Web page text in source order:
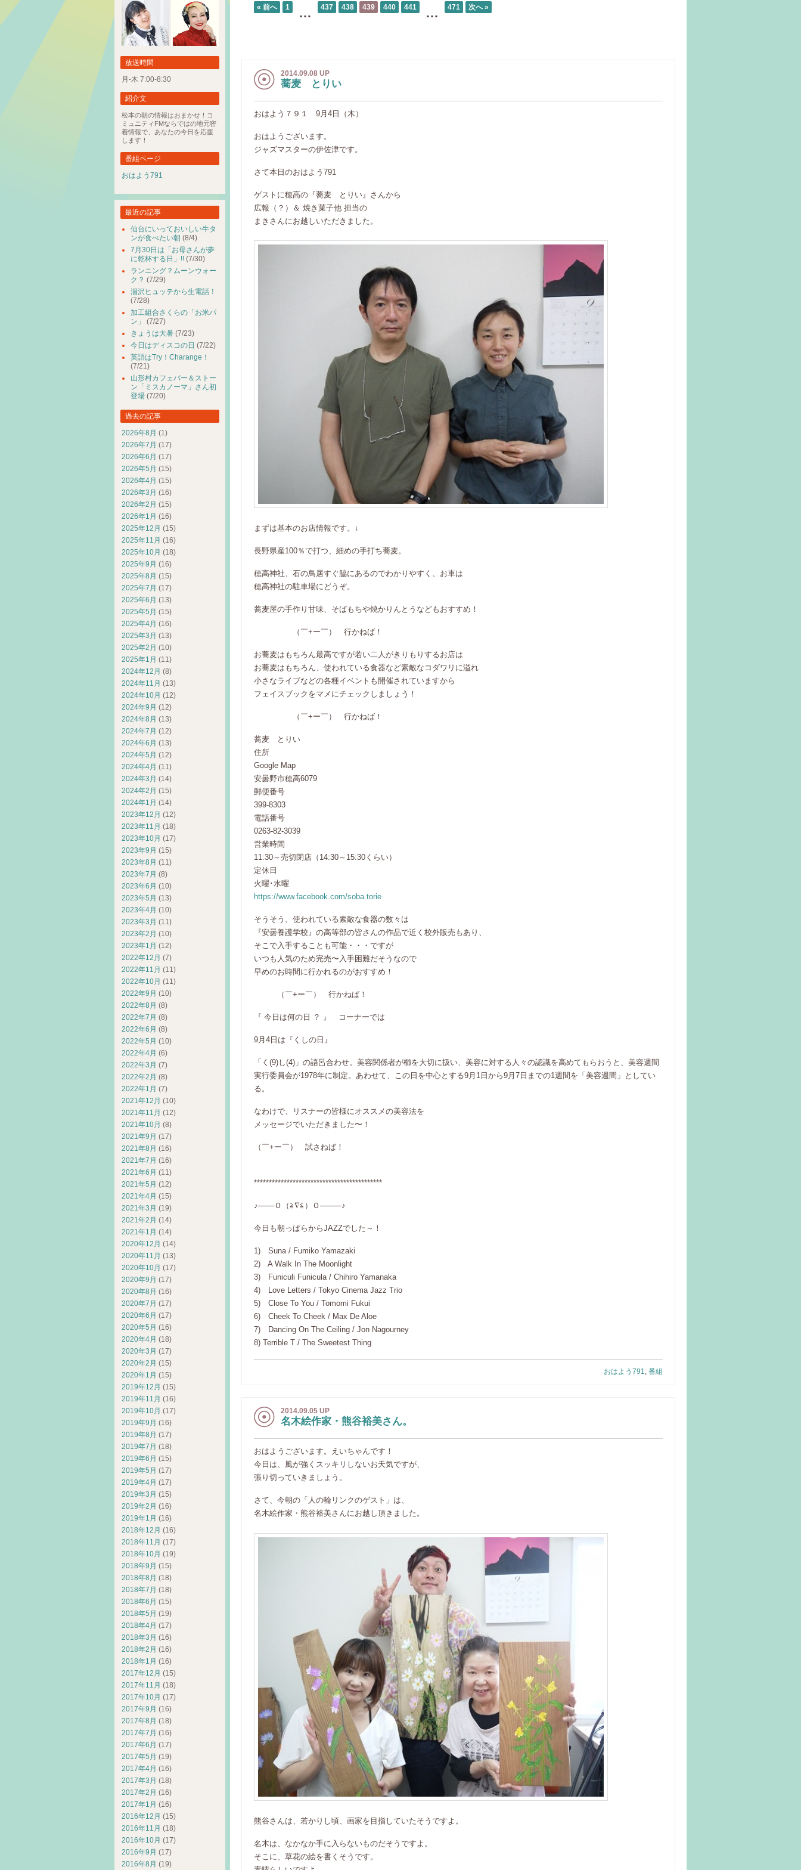
« 前へ 1 … 437 438 439 440 441 … 471 次へ »
2014.09.08 UP
蕎麦 とりい
おはよう７９１ 9月4日（木）
おはようございます。
ジャズマスターの伊佐津です。
さて本日のおはよう791
ゲストに穂高の『蕎麦 とりい』さんから
広報（？）＆ 焼き菓子他 担当の
まきさんにお越しいただきました。
まずは基本のお店情報です。↓
長野県産100％で打つ、細めの手打ち蕎麦。
穂高神社、石の鳥居すぐ脇にあるのでわかりやすく、お車は
穂高神社の駐車場にどうぞ。
蕎麦屋の手作り甘味、そばもちや焼かりんとうなどもおすすめ！
（￣+ー￣） 行かねば！
お蕎麦はもちろん最高ですが若い二人がきりもりするお店は
お蕎麦はもちろん、使われている食器など素敵なコダワリに溢れ
小さなライブなどの各種イベントも開催されていますから
フェイスブックをマメにチェックしましょう！
（￣+ー￣） 行かねば！
蕎麦 とりい
住所
Google Map
安曇野市穂高6079
郵便番号
399-8303
電話番号
0263-82-3039
営業時間
11:30～売切閉店（14:30～15:30くらい）
定休日
火曜･水曜
https://www.facebook.com/soba.torie
そうそう、使われている素敵な食器の数々は
『安曇養護学校』の高等部の皆さんの作品で近く校外販売もあり、
そこで入手することも可能・・・ですが
いつも人気のため完売〜入手困難だそうなので
早めのお時間に行かれるのがおすすめ！
（￣+ー￣） 行かねば！
『 今日は何の日 ？ 』 コーナーでは
9月4日は『くしの日』
「く(9)し(4)」の語呂合わせ。美容関係者が櫛を大切に扱い、美容に対する人々の認識を高めてもらおうと、美容週間
実行委員会が1978年に制定。あわせて、この日を中心とする9月1日から9月7日までの1週間を「美容週間」としてい
る。
なわけで、リスナーの皆様にオススメの美容法を
メッセージでいただきました〜！
（￣+ー￣） 試さねば！
*******************************************
♪───Ｏ（≧∇≦）Ｏ────♪
今日も朝っぱらからJAZZでした～！
1) Suna / Fumiko Yamazaki
2) A Walk In The Moonlight
3) Funiculi Funicula / Chihiro Yamanaka
4) Love Letters / Tokyo Cinema Jazz Trio
5) Close To You / Tomomi Fukui
6) Cheek To Cheek / Max De Aloe
7) Dancing On The Ceiling / Jon Nagourney
8) Terrible T / The Sweetest Thing
おはよう791, 番組
2014.09.05 UP
名木絵作家・熊谷裕美さん。
おはようございます。えいちゃんです！
今日は、風が強くスッキリしないお天気ですが、
張り切っていきましょう。
さて、今朝の「人の輪リンクのゲスト」は、
名木絵作家・熊谷裕美さんにお越し頂きました。
熊谷さんは、若かりし頃、画家を目指していたそうですよ。
名木は、なかなか手に入らないものだそうですよ。
そこに、草花の絵を書くそうです。
放送時間
月-木 7:00-8:30
紹介文
松本の朝の情報はおまかせ！コ
ミュニティFMならではの地元密
着情報で、あなたの今日を応援
します！
番組ページ
おはよう791
最近の記事
仙台にいっておいしい牛タ
ンが食べたい朝 (8/4)
7月30日は「お母さんが夢
に乾杯する日」!! (7/30)
ランニング？ムーンウォー
ク？ (7/29)
涸沢ヒュッテから生電話！
(7/28)
加工組合さくらの「お米パ
ン」
(7/27)
きょうは大暑 (7/23)
今日はディスコの日 (7/22)
英語はTry！Charange！
(7/21)
山形村カフェバー＆ストー
ン「ミスカノーマ」さん初
登場 (7/20)
過去の記事
2026年8月 (1)
2026年7月 (17)
2026年6月 (17)
2026年5月 (15)
2026年4月 (15)
2026年3月 (16)
2026年2月 (15)
2026年1月 (16)
2025年12月 (15)
2025年11月 (16)
2025年10月 (18)
2025年9月 (16)
2025年8月 (15)
2025年7月 (17)
2025年6月 (13)
2025年5月 (15)
2025年4月 (16)
2025年3月 (13)
2025年2月 (10)
2025年1月 (11)
2024年12月 (8)
2024年11月 (13)
2024年10月 (12)
2024年9月 (12)
2024年8月 (13)
2024年7月 (12)
2024年6月 (13)
2024年5月 (12)
2024年4月 (11)
2024年3月 (14)
2024年2月 (15)
2024年1月 (14)
2023年12月 (12)
2023年11月 (18)
2023年10月 (17)
2023年9月 (15)
2023年8月 (11)
2023年7月 (8)
2023年6月 (10)
2023年5月 (13)
2023年4月 (10)
2023年3月 (11)
2023年2月 (10)
2023年1月 (12)
2022年12月 (7)
2022年11月 (11)
2022年10月 (11)
2022年9月 (10)
2022年8月 (8)
2022年7月 (8)
2022年6月 (8)
2022年5月 (10)
2022年4月 (6)
2022年3月 (7)
2022年2月 (8)
2022年1月 (7)
2021年12月 (10)
2021年11月 (12)
2021年10月 (8)
2021年9月 (17)
2021年8月 (16)
2021年7月 (16)
2021年6月 (11)
2021年5月 (12)
2021年4月 (15)
2021年3月 (19)
2021年2月 (14)
2021年1月 (14)
2020年12月 (14)
2020年11月 (13)
2020年10月 (17)
2020年9月 (17)
2020年8月 (16)
2020年7月 (17)
2020年6月 (17)
2020年5月 (16)
2020年4月 (18)
2020年3月 (17)
2020年2月 (15)
2020年1月 (15)
2019年12月 (15)
2019年11月 (16)
2019年10月 (17)
2019年9月 (16)
2019年8月 (17)
2019年7月 (18)
2019年6月 (15)
2019年5月 (17)
2019年4月 (17)
2019年3月 (15)
2019年2月 (16)
2019年1月 (16)
2018年12月 (16)
2018年11月 (17)
2018年10月 (19)
2018年9月 (15)
2018年8月 (18)
2018年7月 (18)
2018年6月 (15)
2018年5月 (19)
2018年4月 (17)
2018年3月 (16)
2018年2月 (16)
2018年1月 (16)
2017年12月 (15)
2017年11月 (18)
2017年10月 (17)
2017年9月 (16)
2017年8月 (18)
2017年7月 (16)
2017年6月 (17)
2017年5月 (19)
2017年4月 (16)
2017年3月 (18)
2017年2月 (16)
2017年1月 (16)
2016年12月 (15)
2016年11月 (18)
2016年10月 (17)
2016年9月 (17)
2016年8月 (19)